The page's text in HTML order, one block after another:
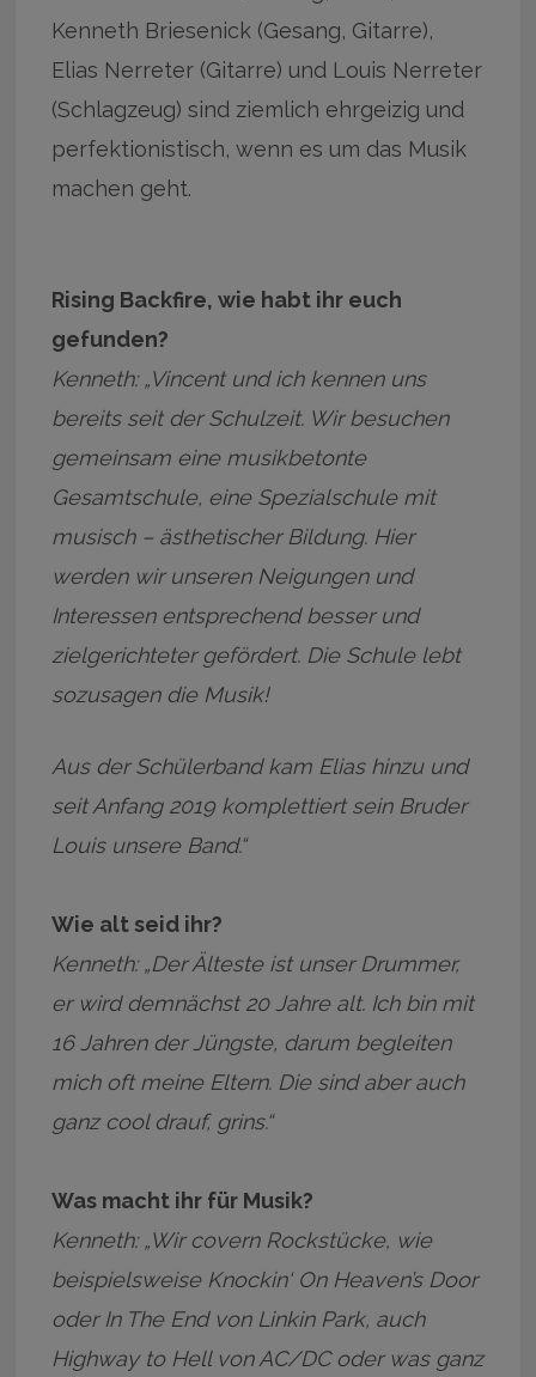
Kenneth Briesenick (Gesang, Gitarre),
Elias Nerreter (Gitarre) und Louis Nerreter
(Schlagzeug) sind ziemlich ehrgeizig und
perfektionistisch, wenn es um das Musik
machen geht.
Rising Backfire, wie habt ihr euch
gefunden?
Kenneth: „Vincent und ich kennen uns
bereits seit der Schulzeit. Wir besuchen
gemeinsam eine musikbetonte
Gesamtschule, eine Spezialschule mit
musisch – ästhetischer Bildung. Hier
werden wir unseren Neigungen und
Interessen entsprechend besser und
zielgerichteter gefördert. Die Schule lebt
sozusagen die Musik!
Aus der Schülerband kam Elias hinzu und
seit Anfang 2019 komplettiert sein Bruder
Louis unsere Band.“
Wie alt seid ihr?
Kenneth: „Der Älteste ist unser Drummer,
er wird demnächst 20 Jahre alt. Ich bin mit
16 Jahren der Jüngste, darum begleiten
mich oft meine Eltern. Die sind aber auch
ganz cool drauf, grins.“
Was macht ihr für Musik?
Kenneth: „Wir covern Rockstücke, wie
beispielsweise Knockin‘ On Heaven’s Door
oder In The End von Linkin Park, auch
Highway to Hell von AC/DC oder was ganz